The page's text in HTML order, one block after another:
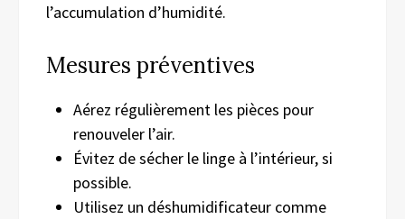
l’accumulation d’humidité.
Mesures préventives
Aérez régulièrement les pièces pour
renouveler l’air.
Évitez de sécher le linge à l’intérieur, si
possible.
Utilisez un déshumidificateur comme